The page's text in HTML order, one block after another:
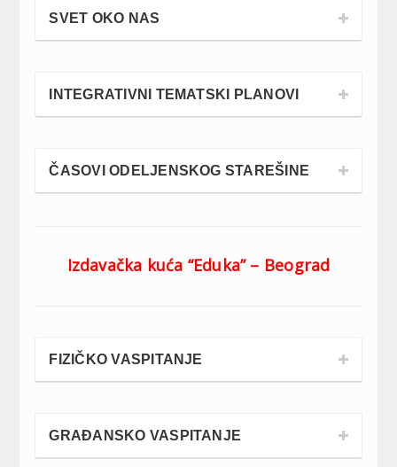
SVET OKO NAS
INTEGRATIVNI TEMATSKI PLANOVI
ČASOVI ODELJENSKOG STAREŠINE
Izdavačka kuća “Eduka” – Beograd
FIZIČKO VASPITANJE
GRAĐANSKO VASPITANJE